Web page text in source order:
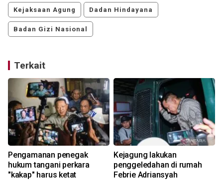
Kejaksaan Agung Dadan Hindayana
Badan Gizi Nasional
Terkait
Pengamanan penegak
hukum tangani perkara
"kakap" harus ketat
Kejagung lakukan
penggeledahan di rumah
Febrie Adriansyah